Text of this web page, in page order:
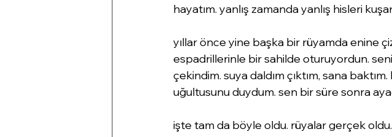
hayatım. yanlış zamanda yanlış hisleri
yıllar önce yine başka bir rüyamda enine
espadrillerinle bir sahilde oturuyordun.
çekindim. suya daldım çıktım, sana
uğultusunu duydum. sen bir süre sonra
işte tam da böyle oldu. rüyalar gerçek oldu.